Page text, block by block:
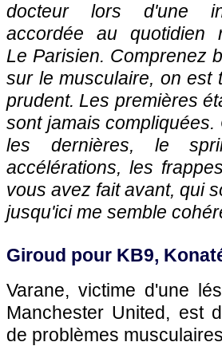
docteur lors d'une
accordée au quotidien
Le Parisien. Comprenez
sur le musculaire, on est
prudent. Les premières
sont jamais compliquées.
les dernières, le
accélérations, les
vous avez fait avant, qui
jusqu'ici me semble
Giroud pour KB9,
Varane, victime d'une
Manchester United, est
de problèmes